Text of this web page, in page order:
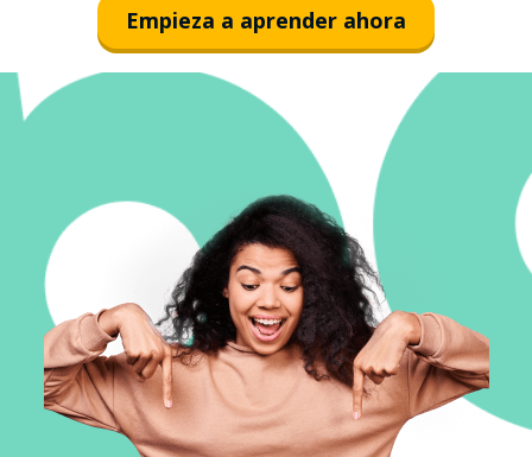
Empieza a aprender ahora